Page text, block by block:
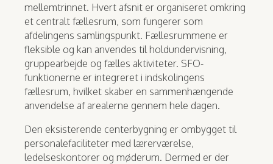
mellemtrinnet. Hvert afsnit er organiseret omkring
et centralt fællesrum, som fungerer som
afdelingens samlingspunkt. Fællesrummene er
fleksible og kan anvendes til holdundervisning,
gruppearbejde og fælles aktiviteter. SFO-
funktionerne er integreret i indskolingens
fællesrum, hvilket skaber en sammenhængende
anvendelse af arealerne gennem hele dagen.
Den eksisterende centerbygning er ombygget til
personalefaciliteter med lærerværelse,
ledelseskontorer og møderum. Dermed er der